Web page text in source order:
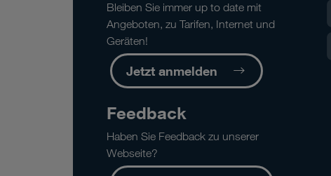
Bleiben Sie immer up to date mit
Angeboten, zu Tarifen, Internet und
Geräten!
Jetzt anmelden
Feedback
Haben Sie Feedback zu unserer
Webseite?